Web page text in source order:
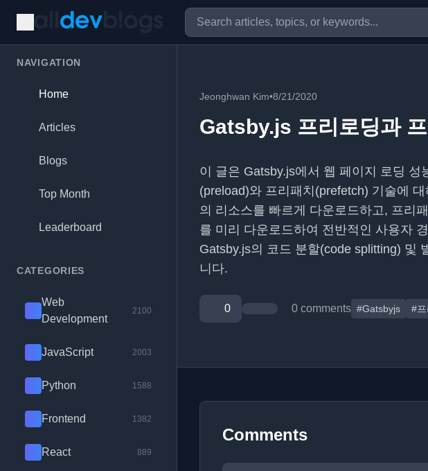
NAVIGATION
Home
Articles
Blogs
Top Month
Leaderboard
CATEGORIES
Web
Development
2100
JavaScript 2003
Python 1588
Frontend 1382
React 889
Jeonghwan Kim•8/21/2020
Gatsby.js 프리로딩과 프
이 글은 Gatsby.js에서 웹 페이지 로딩
(preload)와 프리패치(prefetch) 기술에
의 리소스를 빠르게 다운로드하고, 프리
를 미리 다운로드하여 전반적인 사용자
Gatsby.js의 코드 분할(code splitting) 및
니다.
0 0 comments #Gatsbyjs #프
Comments